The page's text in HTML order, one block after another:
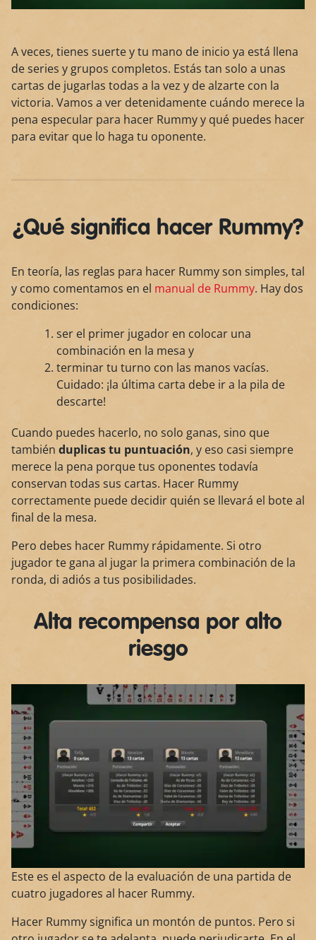
A veces, tienes suerte y tu mano de inicio ya está llena
de series y grupos completos. Estás tan solo a unas
cartas de jugarlas todas a la vez y de alzarte con la
victoria. Vamos a ver detenidamente cuándo merece la
pena especular para hacer Rummy y qué puedes hacer
para evitar que lo haga tu oponente.
¿Qué significa hacer Rummy?
En teoría, las reglas para hacer Rummy son simples, tal
y como comentamos en el manual de Rummy. Hay dos
condiciones:
ser el primer jugador en colocar una
combinación en la mesa y
terminar tu turno con las manos vacías.
Cuidado: ¡la última carta debe ir a la pila de
descarte!
Cuando puedes hacerlo, no solo ganas, sino que
también duplicas tu puntuación, y eso casi siempre
merece la pena porque tus oponentes todavía
conservan todas sus cartas. Hacer Rummy
correctamente puede decidir quién se llevará el bote al
final de la mesa.
Pero debes hacer Rummy rápidamente. Si otro
jugador te gana al jugar la primera combinación de la
ronda, di adiós a tus posibilidades.
Alta recompensa por alto
riesgo
Este es el aspecto de la evaluación de una partida de
cuatro jugadores al hacer Rummy.
Hacer Rummy significa un montón de puntos. Pero si